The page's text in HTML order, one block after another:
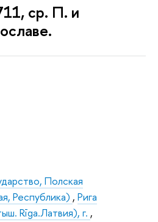
ср. П. и
Полская
Республика) , Рига
Rīga.Латвия), г. ,